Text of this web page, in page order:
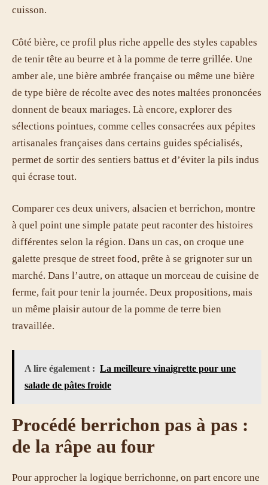
cuisson.
Côté bière, ce profil plus riche appelle des styles capables
de tenir tête au beurre et à la pomme de terre grillée. Une
amber ale, une bière ambrée française ou même une bière
de type bière de récolte avec des notes maltées prononcées
donnent de beaux mariages. Là encore, explorer des
sélections pointues, comme celles consacrées aux pépites
artisanales françaises dans certains guides spécialisés,
permet de sortir des sentiers battus et d’éviter la pils indus
qui écrase tout.
Comparer ces deux univers, alsacien et berrichon, montre
à quel point une simple patate peut raconter des histoires
différentes selon la région. Dans un cas, on croque une
galette presque de street food, prête à se grignoter sur un
marché. Dans l’autre, on attaque un morceau de cuisine de
ferme, fait pour tenir la journée. Deux propositions, mais
un même plaisir autour de la pomme de terre bien
travaillée.
A lire également : La meilleure vinaigrette pour une
salade de pâtes froide
Procédé berrichon pas à pas :
de la râpe au four
Pour approcher la logique berrichonne, on part encore une